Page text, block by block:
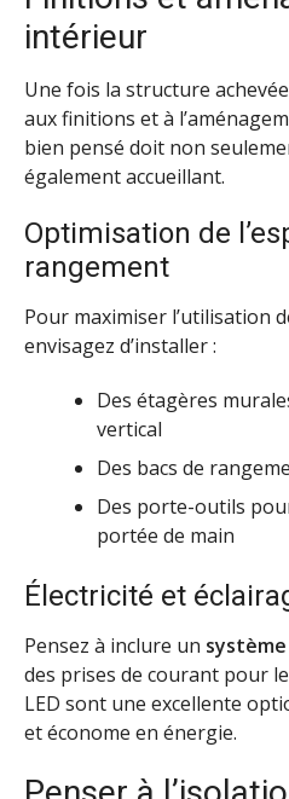
intérieur
Une fois la structure
aux finitions et à
bien pensé doit non
également accueillant.
Optimisation de
rangement
Pour maximiser l’utilisation
envisagez d’installer :
Des étagères
vertical
Des bacs de
Des porte-outils
portée de main
Électricité et
Pensez à inclure un système
des prises de courant pour
LED sont une excellente
et économe en énergie.